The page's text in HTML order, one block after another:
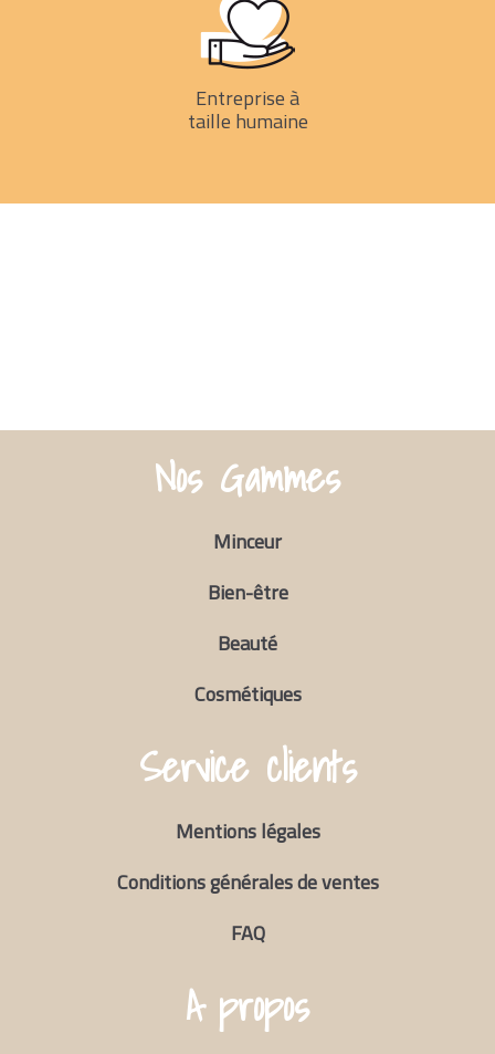
Entreprise à
taille humaine
Nos Gammes
Minceur
Bien-être
Beauté
Cosmétiques
Service clients
Mentions légales
Conditions générales de ventes
FAQ
A propos